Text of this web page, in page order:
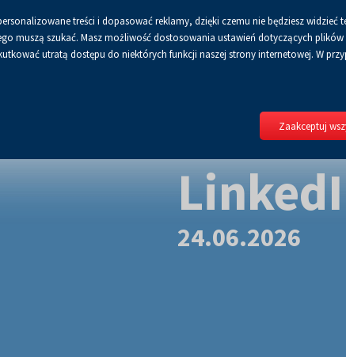
Włącz
wersję
RSS Dla mediów BIP Polityka prywatności
24.06.2026
treści i dopasować reklamy, dzięki czemu nie będziesz
muszą szukać. Masz możliwość dostosowania ustawień dotyczących
utratą dostępu do niektórych funkcji naszej strony internetowej. W
Zaakceptuj